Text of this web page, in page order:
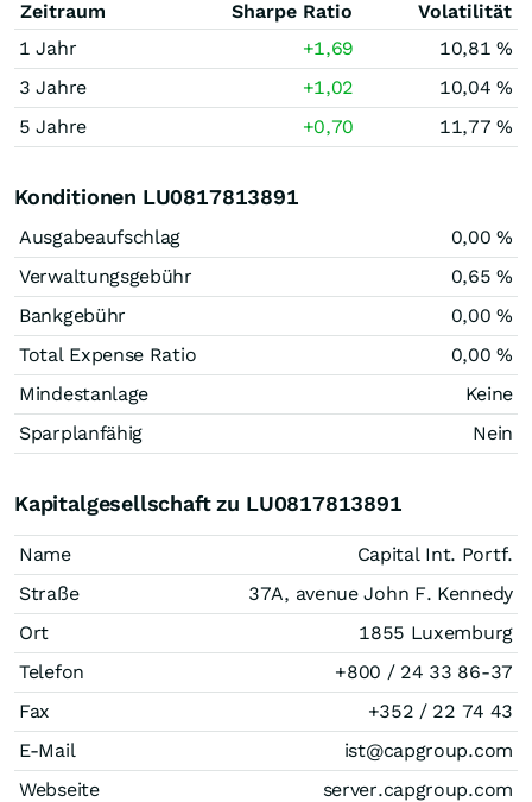
Zeitraum Sharpe Ratio
Volatilität
1 Jahr
+1,69
10,81 %
3 Jahre
+1,02
10,04 %
5 Jahre
+0,70 11,77 %
Konditionen LU0817813891
Ausgabeaufschlag
0,00 %
Verwaltungsgebühr
0,65 %
Bankgebühr
0,00 %
Total Expense Ratio
0,00 %
Mindestanlage
Keine
Sparplanfähig
Nein
Kapitalgesellschaft zu LU0817813891
Name
Capital Int. Portf.
Straße
37A, avenue John F. Kennedy
Ort
1855 Luxemburg
Telefon
+800 / 24 33 86-37
Fax
+352 / 22 74 43
E-Mail
ist@capgroup.com
Webseite
server.capgroup.com